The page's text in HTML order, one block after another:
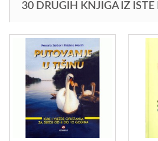
30 DRUGIH KNJIGA IZ ISTE